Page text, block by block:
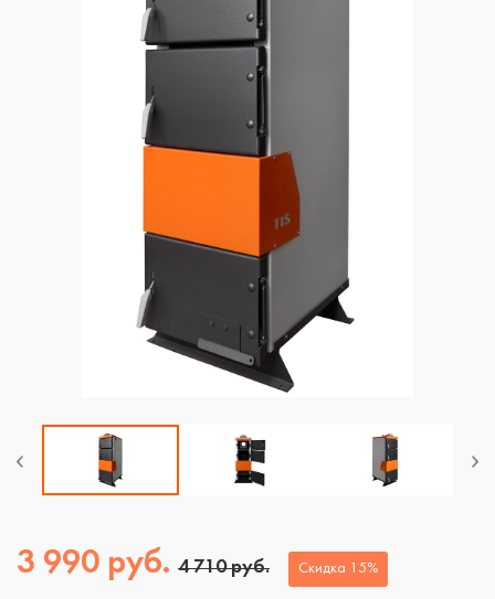
3 990 руб. 4 710 руб. Скидка 15%
ЗАКАЗАТЬ ЗВОНОК
вы соглашаетесьс политикой